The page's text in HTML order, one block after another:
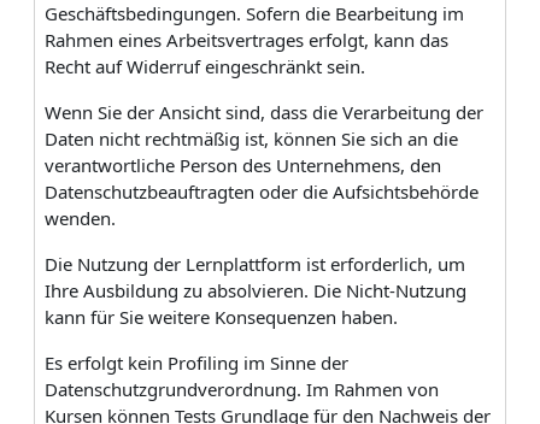
Geschäftsbedingungen. Sofern die Bearbeitung im
Rahmen eines Arbeitsvertrages erfolgt, kann das
Recht auf Widerruf eingeschränkt sein.
Wenn Sie der Ansicht sind, dass die Verarbeitung der
Daten nicht rechtmäßig ist, können Sie sich an die
verantwortliche Person des Unternehmens, den
Datenschutzbeauftragten oder die Aufsichtsbehörde
wenden.
Die Nutzung der Lernplattform ist erforderlich, um
Ihre Ausbildung zu absolvieren. Die Nicht-Nutzung
kann für Sie weitere Konsequenzen haben.
Es erfolgt kein Profiling im Sinne der
Datenschutzgrundverordnung. Im Rahmen von
Kursen können Tests Grundlage für den Nachweis der